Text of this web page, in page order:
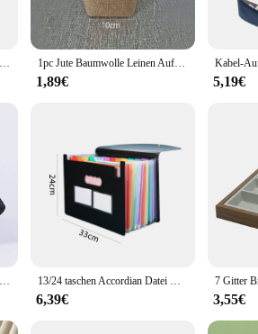
Its compact size and lightweight
you to store a variety of items, from
home, office, or retail setting.
asset for vendors and suppliers
and efficient workspace. The organisor
Aufbewahrung skorb Wandbehang gewebte Korb Küche Gemüse Organ zier Kleinigkeiten Veranstalter Blume Pflanze Topf Lagerung Wohnkultur 1pc Jute Baumwolle Leinen Aufbewahrung tasche Home Hänge tasche kleine Sack Kleinigkeiten Veranstalter kosmetische Aufbewahrung körbe Box
1,89€ 5,19€
1PC-Mann Business Hohe Qualität Frauen Make-Up Taschen Reise Kosmetik Tasche Toilettenartikel Organizer Wasserdichte Lagerung Neceser Hängen Fledermaus 13/24 taschen Accordian Datei Ordner Ausbau Datei Veranstalter Einreichung Box Bunten Papier/Rechnung/Empfang/Dokument Halter Tasche a4
6,39€ 3,55€